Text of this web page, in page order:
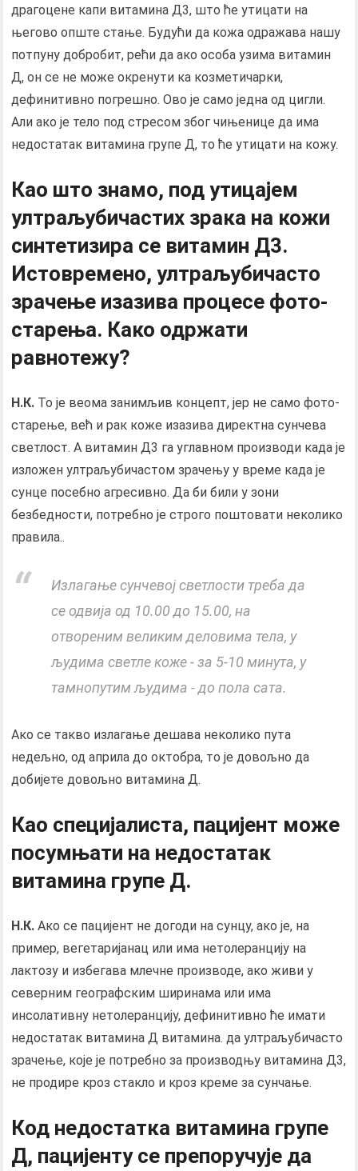
драгоцене капи витамина Д3, што ће утицати на
његово опште стање. Будући да кожа одражава нашу
потпуну добробит, рећи да ако особа узима витамин
Д, он се не може окренути ка козметичарки,
дефинитивно погрешно. Ово је само једна од цигли.
Али ако је тело под стресом због чињенице да има
недостатак витамина групе Д, то ће утицати на кожу.
Као што знамо, под утицајем
ултраљубичастих зрака на кожи
синтетизира се витамин Д3.
Истовремено, ултраљубичасто
зрачење изазива процесе фото-
старења. Како одржати
равнотежу?
Н.К. То је веома занимљив концепт, јер не само фото-
старење, већ и рак коже изазива директна сунчева
светлост. А витамин Д3 га углавном производи када је
изложен ултраљубичастом зрачењу у време када је
сунце посебно агресивно. Да би били у зони
безбедности, потребно је строго поштовати неколико
правила..
Излагање сунчевој светлости треба да
се одвија од 10.00 до 15.00, на
отвореним великим деловима тела, у
људима светле коже - за 5-10 минута, у
тамнопутим људима - до пола сата.
Ако се такво излагање дешава неколико пута
недељно, од априла до октобра, то је довољно да
добијете довољно витамина Д.
Као специјалиста, пацијент може
посумњати на недостатак
витамина групе Д.
Н.К.Ако се пацијент не догоди на сунцу, ако је, на
пример, вегетаријанац или има нетолеранцију на
лактозу и избегава млечне производе, ако живи у
северним географским ширинама или има
инсолативну нетолеранцију, дефинитивно ће имати
недостатак витамина Д витамина. да ултраљубичасто
зрачење, које је потребно за производњу витамина Д3,
не продире кроз стакло и кроз креме за сунчање.
Код недостатка витамина групе
Д, пацијенту се препоручује да